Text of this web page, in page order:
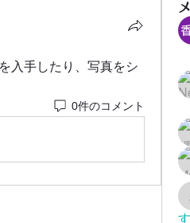
入手したり、写真をシ
0件のコメント